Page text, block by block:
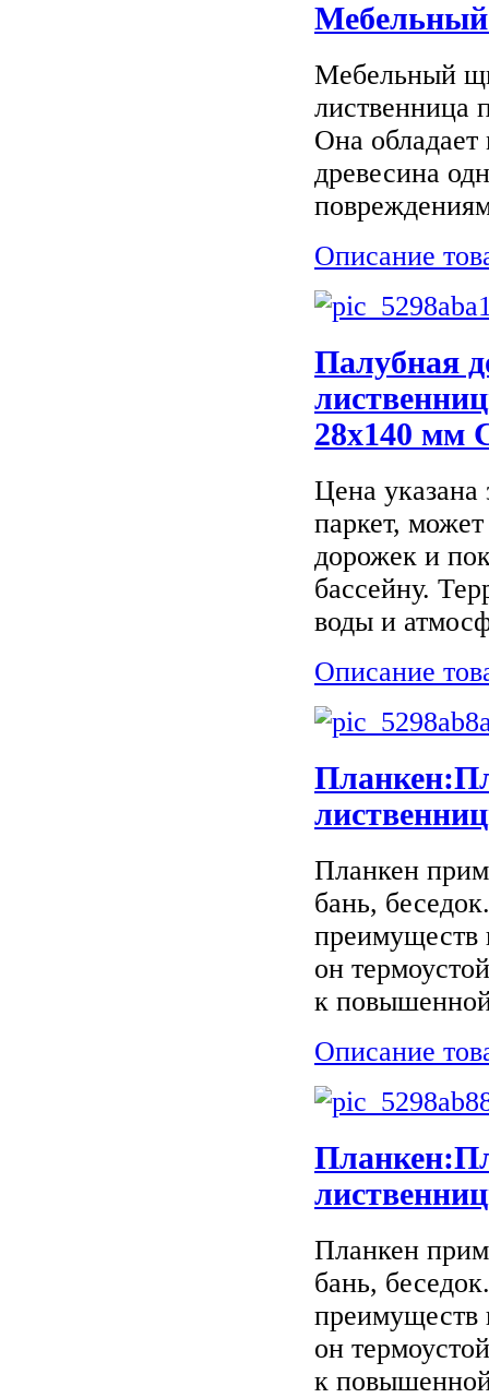
Мебельный
Мебельный
лиственница
Она
древесина
Описание
Палубная
28х140 мм
Цена
паркет,
дорожек и
бассейну.
воды и
Описание
Планкен
бань,
преимуществ
он
к
Описание
Планкен
бань,
преимуществ
он
к